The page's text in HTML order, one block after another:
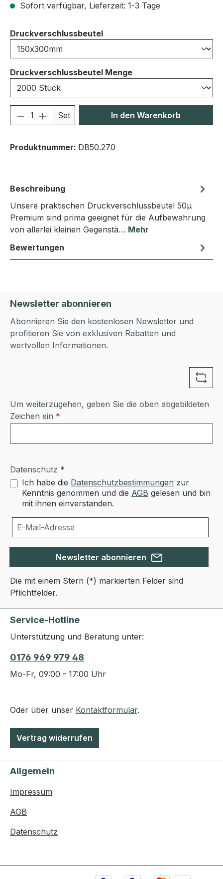
Sofort verfügbar, Lieferzeit: 1-3 Tage
Druckverschlussbeutelauswählen
Druckverschlussbeutel Mengeauswählen
Produkt Anzahl: Gib den
Set In den Warenkorb
Produktnummer: DB50.270
Beschreibung
Unsere praktischen Druckverschlussbeutel 50μ
Premium sind prima geeignet für die Aufbewahrung
von allerlei kleinen Gegenstä… Mehr
Bewertungen
Newsletter abonnieren
Abonnieren Sie den kostenlosen Newsletter und
profitieren Sie von exklusiven Rabatten und
wertvollen Informationen.
Um weiterzugehen, geben Sie die oben abgebildeten
Zeichen ein *
Datenschutz *
Ich habe die Datenschutzbestimmungen zur
Kenntnis genommen und die AGB gelesen und bin
mit ihnen einverstanden.
Newsletter abonnieren
Die mit einem Stern (*) markierten Felder sind
Pflichtfelder.
Service-Hotline
Unterstützung und Beratung unter:
0176 969 979 48
Mo-Fr, 09:00 - 17:00 Uhr
Oder über unser Kontaktformular.
Vertrag widerrufen
Allgemein
Impressum
AGB
Datenschutz